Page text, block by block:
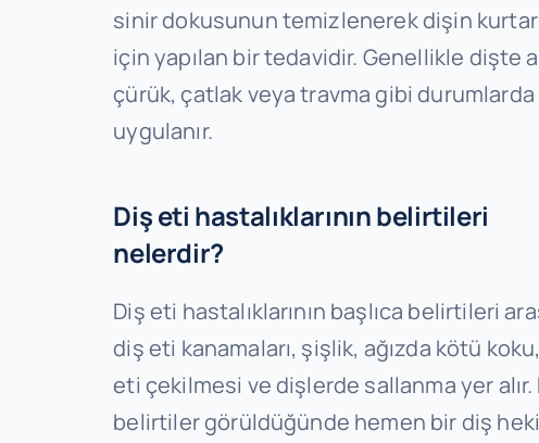
sinir dokusunun temizlenerek dişin
için yapılan bir tedavidir. Genellikle dişte
çürük, çatlak veya travma gibi durumlarda
uygulanır.
Diş eti hastalıklarının belirtileri
nelerdir?
Diş eti hastalıklarının başlıca belirtileri
diş eti kanamaları, şişlik, ağızda kötü
eti çekilmesi ve dişlerde sallanma yer alır.
belirtiler görüldüğünde hemen bir diş